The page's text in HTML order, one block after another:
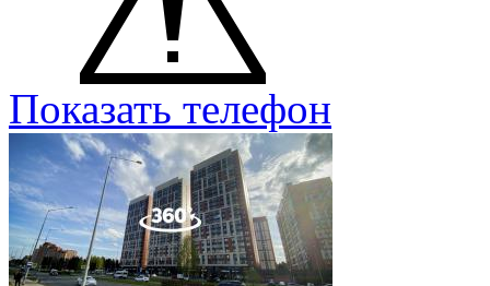
Показать телефон